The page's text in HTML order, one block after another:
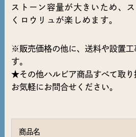
ストーン容量が大きいため、
くロウリュが楽しめます。
※販売価格の他に、送料や設置工
す。
★その他ハルビア商品すべて取
お気軽にお問合せください。
商品名